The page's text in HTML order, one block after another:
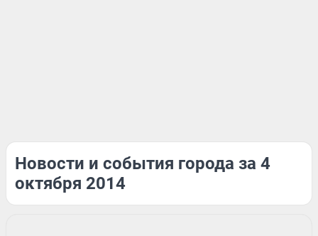
Новости и события города за 4
октября 2014